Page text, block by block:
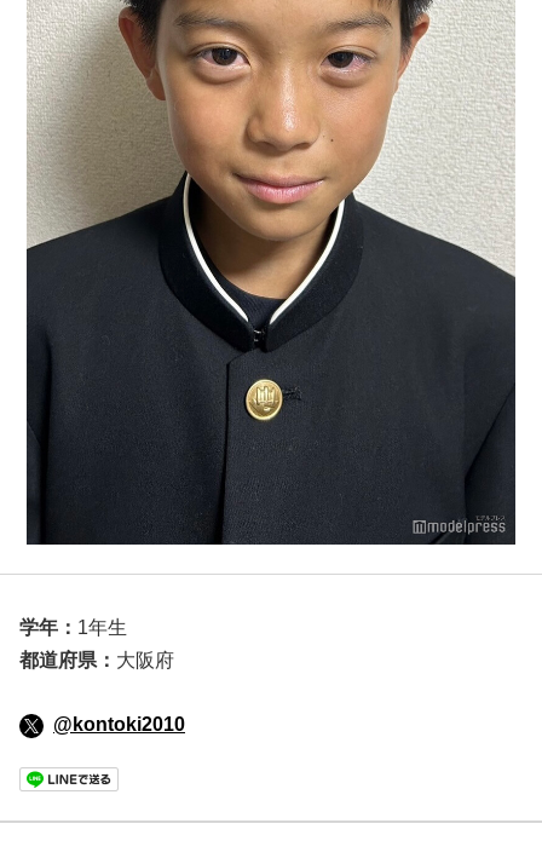
学年： 1年生
都道府県： 大阪府
@kontoki2010